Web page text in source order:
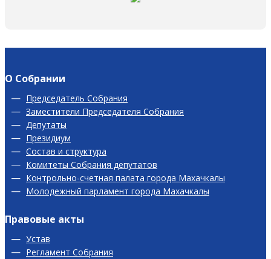
О Собрании
Председатель Собрания
Заместители Председателя Собрания
Депутаты
Президиум
Состав и структура
Комитеты Собрания депутатов
Контрольно-счетная палата города Махачкалы
Молодежный парламент города Махачкалы
Правовые акты
Устав
Регламент Собрания